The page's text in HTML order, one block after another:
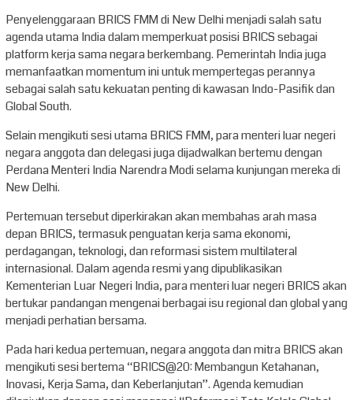
Penyelenggaraan BRICS FMM di New Delhi menjadi salah satu
agenda utama India dalam memperkuat posisi BRICS sebagai
platform kerja sama negara berkembang. Pemerintah India juga
memanfaatkan momentum ini untuk mempertegas perannya
sebagai salah satu kekuatan penting di kawasan Indo-Pasifik dan
Global South.
Selain mengikuti sesi utama BRICS FMM, para menteri luar negeri
negara anggota dan delegasi juga dijadwalkan bertemu dengan
Perdana Menteri India Narendra Modi selama kunjungan mereka di
New Delhi.
Pertemuan tersebut diperkirakan akan membahas arah masa
depan BRICS, termasuk penguatan kerja sama ekonomi,
perdagangan, teknologi, dan reformasi sistem multilateral
internasional. Dalam agenda resmi yang dipublikasikan
Kementerian Luar Negeri India, para menteri luar negeri BRICS akan
bertukar pandangan mengenai berbagai isu regional dan global yang
menjadi perhatian bersama.
Pada hari kedua pertemuan, negara anggota dan mitra BRICS akan
mengikuti sesi bertema “BRICS@20: Membangun Ketahanan,
Inovasi, Kerja Sama, dan Keberlanjutan”. Agenda kemudian